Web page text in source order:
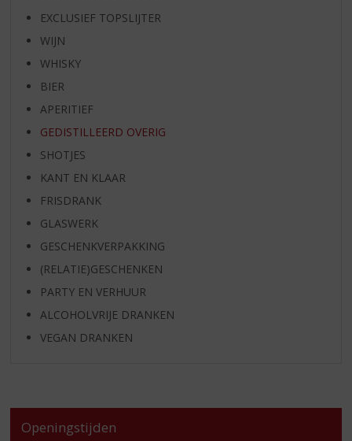
EXCLUSIEF TOPSLIJTER
WIJN
WHISKY
BIER
APERITIEF
GEDISTILLEERD OVERIG
SHOTJES
KANT EN KLAAR
FRISDRANK
GLASWERK
GESCHENKVERPAKKING
(RELATIE)GESCHENKEN
PARTY EN VERHUUR
ALCOHOLVRIJE DRANKEN
VEGAN DRANKEN
Openingstijden